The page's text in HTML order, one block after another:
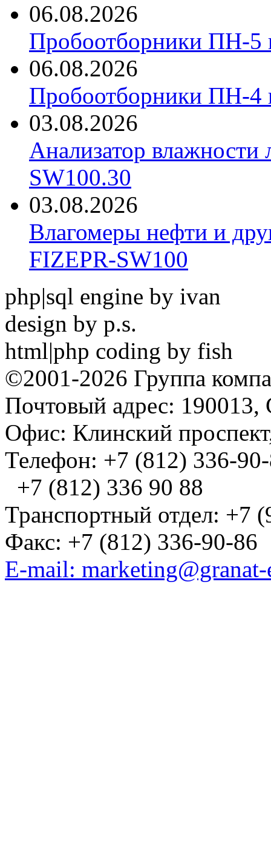
06.08.2026
Пробоотборники ПН-
06.08.2026
Пробоотборники ПН-
03.08.2026
Анализатор
SW100.30
03.08.2026
Влагомеры нефти и
FIZEPR-SW100
php|sql engine by ivan
design by p.s.
html|php coding by fish
©2001-2026 Группа
Почтовый адрес: 190013,
Офис: Клинский
Телефон: +7 (812) 336-
+7 (812) 336 90 88
Транспортный отдел: +7
Факс: +7 (812) 336-90-86
E-mail: